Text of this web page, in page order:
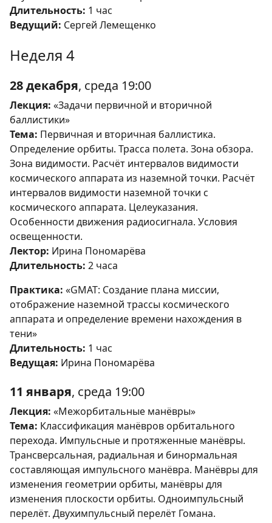
Длительность: 1 час
Ведущий: Сергей Лемещенко
Неделя 4
28 декабря, среда 19:00
Лекция: «Задачи первичной и вторичной
баллистики»
Тема: Первичная и вторичная баллистика.
Определение орбиты. Трасса полета. Зона обзора.
Зона видимости. Расчёт интервалов видимости
космического аппарата из наземной точки. Расчёт
интервалов видимости наземной точки с
космического аппарата. Целеуказания.
Особенности движения радиосигнала. Условия
освещенности.
Лектор: Ирина Пономарёва
Длительность: 2 часа
Практика: «GMAT: Создание плана миссии,
отображение наземной трассы космического
аппарата и определение времени нахождения в
тени»
Длительность: 1 час
Ведущая: Ирина Пономарёва
11 января, среда 19:00
Лекция: «Межорбитальные манёвры»
Тема: Классификация манёвров орбитального
перехода. Импульсные и протяженные манёвры.
Трансверсальная, радиальная и бинормальная
составляющая импульсного манёвра. Манёвры для
изменения геометрии орбиты, манёвры для
изменения плоскости орбиты. Одноимпульсный
перелёт. Двухимпульсный перелёт Гомана.